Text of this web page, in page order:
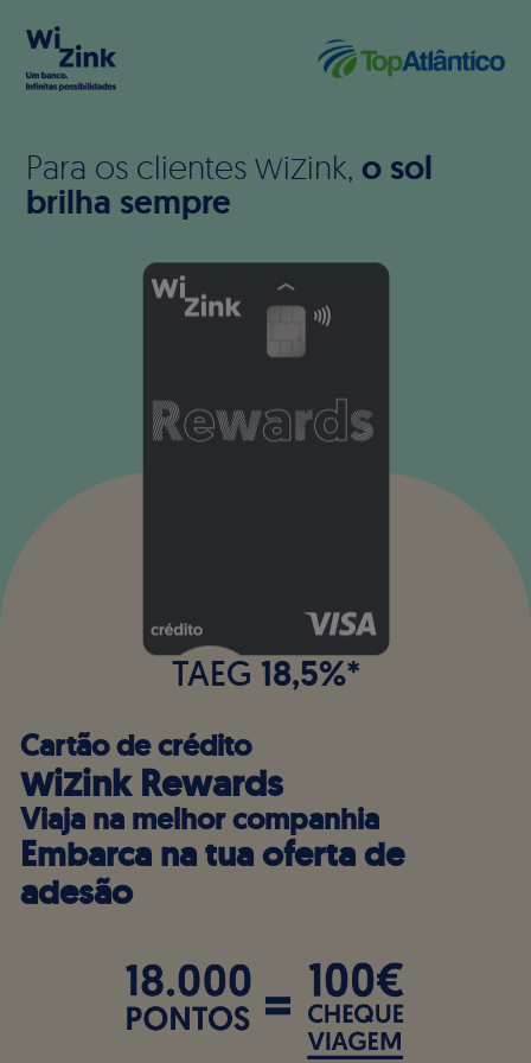
Para os clientesæiΩink,o sol
brilha sempre
TAEG 18,5%*
Cartão de crédito
æiΩink Rewards
Viaja na melhor companhia
Embarca na tua oferta de
adesão